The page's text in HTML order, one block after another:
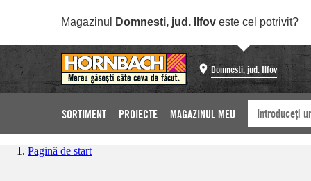
Magazinul Domnesti, jud. Ilfov este cel potrivit?
Domnesti, jud. Ilfov
SORTIMENT PROIECTE MAGAZINUL MEU
Pagină de start